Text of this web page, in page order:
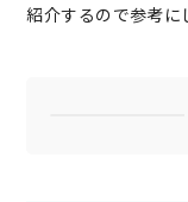
紹介するので参考に